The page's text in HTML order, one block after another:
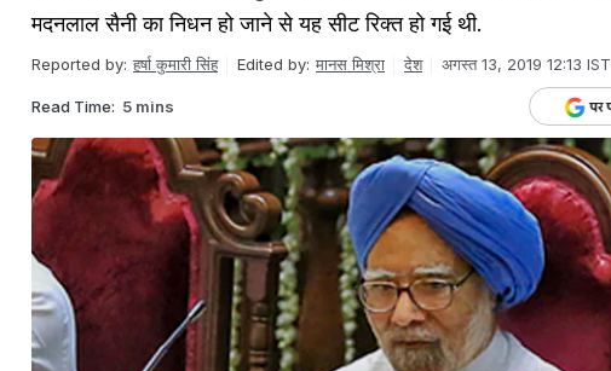
मदनलाल सैनी का निधन हो जाने से यह सीट रिक्त हो गई थी.
Reported by: हर्षा कुमारी सिंह Edited by: मानस मिश्रा देश अगस्त 13, 2019 12:13 IST
Read Time: 5 mins